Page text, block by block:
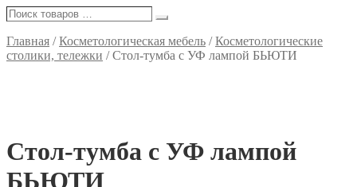
Поиск
…
Поиск
Главная /Косметологическая мебель /Косметологические
столики, тележки /Стол-тумба с УФ лампой БЬЮТИ
Стол-тумба с УФ лампой
БЬЮТИ